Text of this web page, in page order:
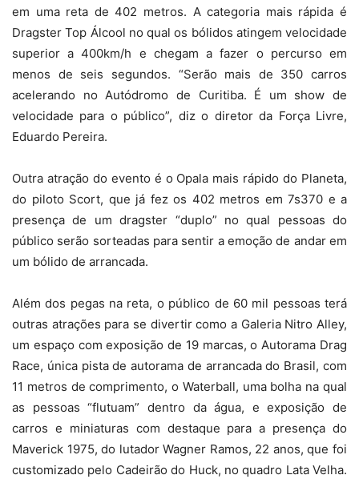
em uma reta de 402 metros. A categoria mais rápida é
Dragster Top Álcool no qual os bólidos atingem velocidade
superior a 400km/h e chegam a fazer o percurso em
menos de seis segundos. “Serão mais de 350 carros
acelerando no Autódromo de Curitiba. É um show de
velocidade para o público”, diz o diretor da Força Livre,
Eduardo Pereira.
Outra atração do evento é o Opala mais rápido do Planeta,
do piloto Scort, que já fez os 402 metros em 7s370 e a
presença de um dragster “duplo” no qual pessoas do
público serão sorteadas para sentir a emoção de andar em
um bólido de arrancada.
Além dos pegas na reta, o público de 60 mil pessoas terá
outras atrações para se divertir como a Galeria Nitro Alley,
um espaço com exposição de 19 marcas, o Autorama Drag
Race, única pista de autorama de arrancada do Brasil, com
11 metros de comprimento, o Waterball, uma bolha na qual
as pessoas “flutuam” dentro da água, e exposição de
carros e miniaturas com destaque para a presença do
Maverick 1975, do lutador Wagner Ramos, 22 anos, que foi
customizado pelo Cadeirão do Huck, no quadro Lata Velha.